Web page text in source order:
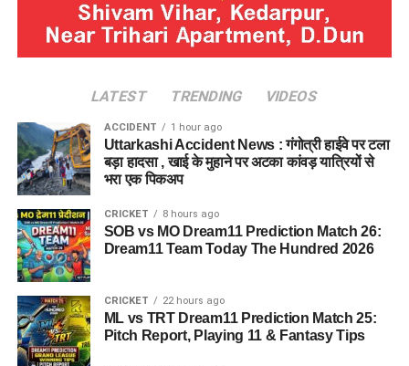
LATEST TRENDING VIDEOS
ACCIDENT 1 hour ago
Uttarkashi Accident News : गंगोत्री हाईवे पर टला
बड़ा हादसा , खाई के मुहाने पर अटका कांवड़ यात्रियों से
भरा एक पिकअप
CRICKET 8 hours ago
SOB vs MO Dream11 Prediction Match 26:
Dream11 Team Today The Hundred 2026
CRICKET 22 hours ago
ML vs TRT Dream11 Prediction Match 25:
Pitch Report, Playing 11 & Fantasy Tips